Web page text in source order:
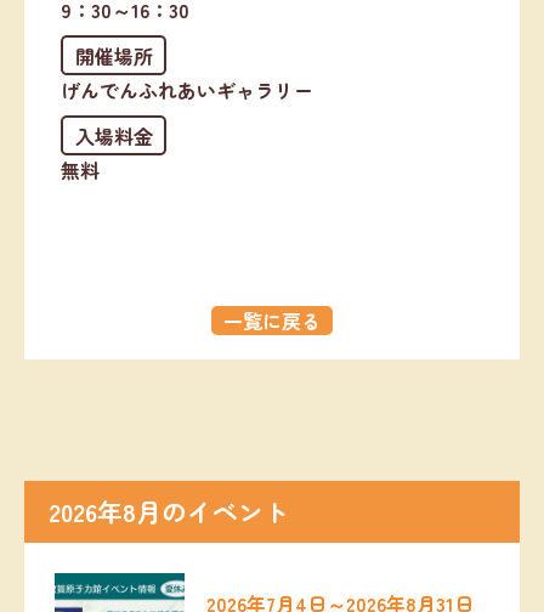
9：30～16：30
開催場所
げんでんふれあいギャラリー
入場料金
無料
一覧に戻る
2026年8月のイベント
2026年7月4日～2026年8月31日